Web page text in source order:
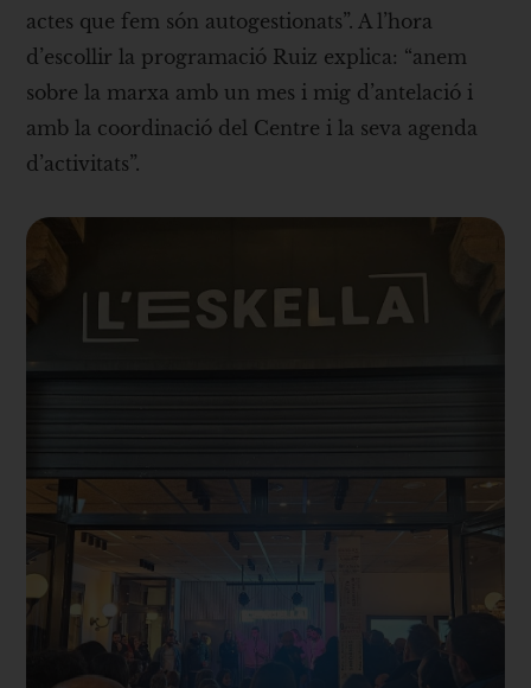
actes que fem són autogestionats”. A l’hora
d’escollir la programació Ruiz explica: “anem
sobre la marxa amb un mes i mig d’antelació i
amb la coordinació del Centre i la seva agenda
d’activitats”.